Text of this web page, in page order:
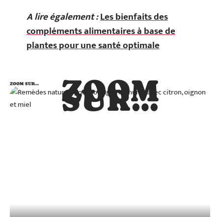
A lire également :Les bienfaits des
compléments alimentaires à base de
plantes pour une santé optimale
ZOOM
SUR…
ZOOM SUR…